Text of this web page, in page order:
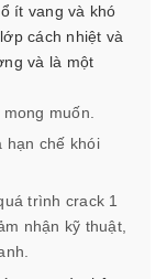
ít vang và khó
cách nhiệt và
và là một
muốn.
hạn chế khói
trình crack 1
nhận kỹ thuật,